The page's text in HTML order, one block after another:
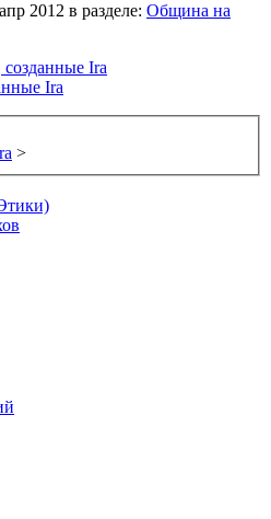
2012 в разделе: Община на
Ira
Ira
>